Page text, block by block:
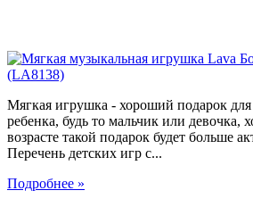
Мягкая игрушка - хороший подарок
ребенка, будь то мальчик или девочка,
возрасте такой подарок будет больше
Перечень детских игр с...
Подробнее »